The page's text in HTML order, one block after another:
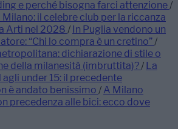
e perché bisogna farci attenzione/
il celebre club per la riccanza
Arti nel 2028/ In Puglia vendono un
“Chi lo compra è un cretino”/
dichiarazione di stile o
della milanesità (imbruttita)?/ La
under 15: il precedente
è andato benissimo / A Milano
precedenza alle bici: ecco dove